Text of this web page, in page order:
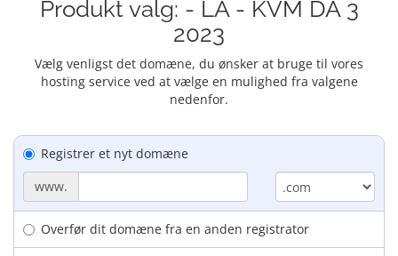
Produkt valg: - LA - KVM DA 3
2023
Vælg venligst det domæne, du ønsker at bruge til vores
hosting service ved at vælge en mulighed fra valgene
nedenfor.
Registrer et nyt domæne
www.
Overfør dit domæne fra en anden registrator